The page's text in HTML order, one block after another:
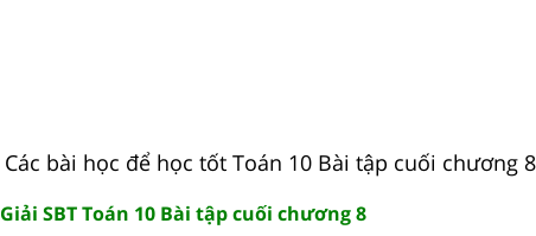
Các bài học để học tốt Toán 10 Bài tập cuối chương
Giải SBT Toán 10 Bài tập cuối chương 8